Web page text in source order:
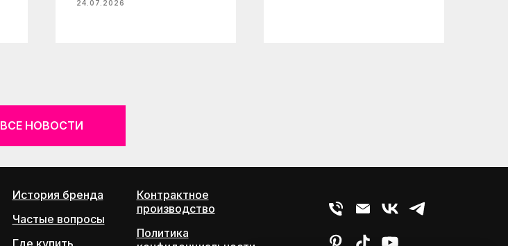
24.07.2026
ВСЕ НОВОСТИ
История бренда
Частые вопросы
Контрактное
производство
Политика